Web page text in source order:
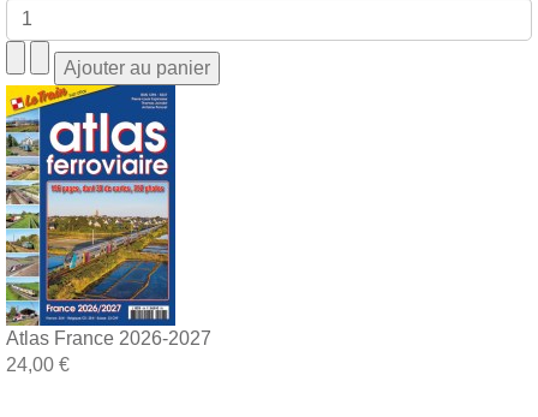
Atlas France 2026-2027
24,00 €